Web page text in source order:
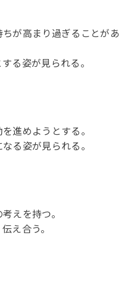
が高まり過ぎることがあ
る姿が見られる。
進めようとする。
る姿が見られる。
えを持つ。
え合う。